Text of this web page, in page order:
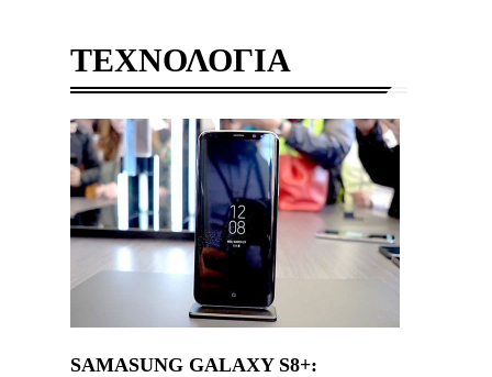
ΤΕΧΝΟΛΟΓΙΑ
SAMASUNG GALAXY S8+: